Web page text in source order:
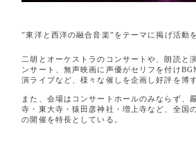
”東洋と西洋の融合音楽”をテーマに掲げ活動
二胡とオーケストラのコンサートや、朗読と
ンサート、 無声映画に声優がセリフを付け
演ライブなど、様々な催しを企画し好評を博す
また、会場はコンサートホールのみならず、
寺・東大寺・猿田彦神社・増上寺など、 全国
の開催を特長としている。